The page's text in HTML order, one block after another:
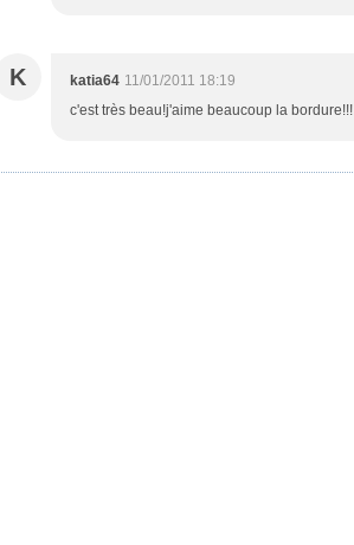
K katia64 11/01/2011 18:19
c'est très beau!j'aime beaucoup la bordure!!!